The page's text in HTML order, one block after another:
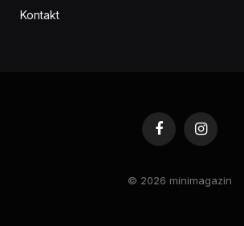
Kontakt
FacebookInstagram
© 2026 minimagazin